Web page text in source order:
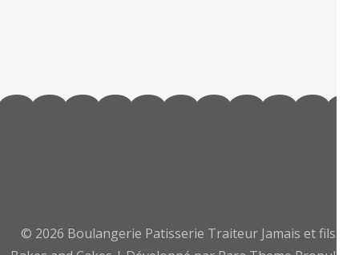
© 2026 Boulangerie Patisserie Traiteur Jamais et fils